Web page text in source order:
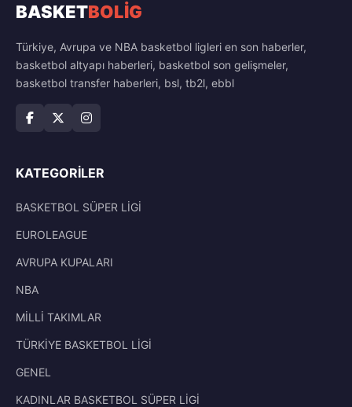
BASKETBOLİG
Türkiye, Avrupa ve NBA basketbol ligleri en son haberler,
basketbol altyapı haberleri, basketbol son gelişmeler,
basketbol transfer haberleri, bsl, tb2l, ebbl
KATEGORILER
BASKETBOL SÜPER LİGİ
EUROLEAGUE
AVRUPA KUPALARI
NBA
MİLLİ TAKIMLAR
TÜRKİYE BASKETBOL LİGİ
GENEL
KADINLAR BASKETBOL SÜPER LİGİ